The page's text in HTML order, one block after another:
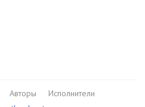
Авторы
Исполнители